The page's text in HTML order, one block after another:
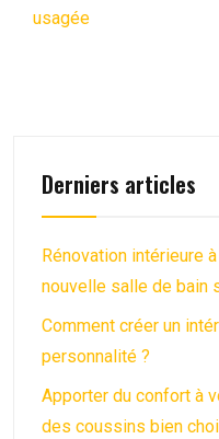
usagée
Derniers articles
Rénovation intérieure
nouvelle salle de bain
Comment créer un
personnalité ?
Apporter du confort à
des coussins bien